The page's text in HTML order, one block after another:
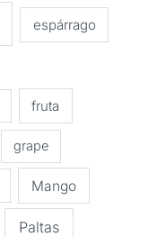
espárrago
fruta
grape
Mango
Paltas